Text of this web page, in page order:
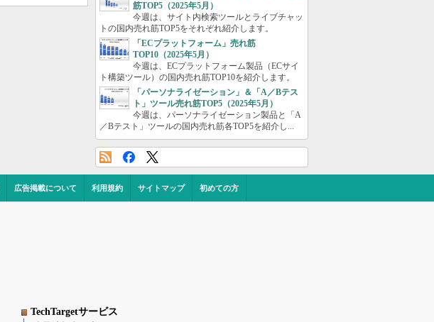
筋TOP5（2025年5月）
今週は、サイト内検索ツールとライブチャッ
トの国内売れ筋TOP5をそれぞれ紹介します。
「ECプラットフォーム」売れ筋
TOP10（2025年5月）
今週は、ECプラットフォーム製品（ECサイ
ト構築ツール）の国内売れ筋TOP10を紹介します。
「パーソナライゼーション」＆「A／Bテス
ト」ツール売れ筋TOP5（2025年5月）
今週は、パーソナライゼーション製品と「A
／Bテスト」ツールの国内売れ筋各TOP5を紹介し...
広告掲載について 利用規約 サイトマップ 初めての方
TechTargetサービス